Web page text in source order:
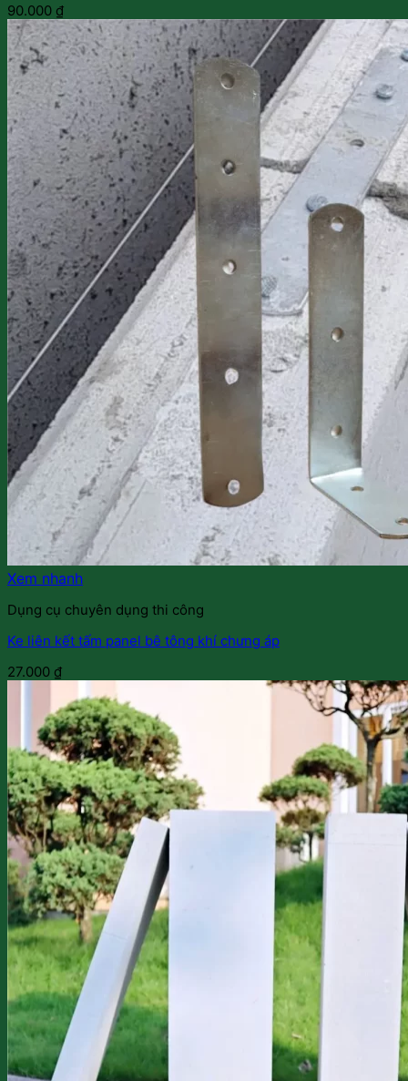
90.000 ₫
Xem nhanh
Dụng cụ chuyên dụng thi công
Ke liên kết tấm panel bê tông khí chưng áp
27.000 ₫